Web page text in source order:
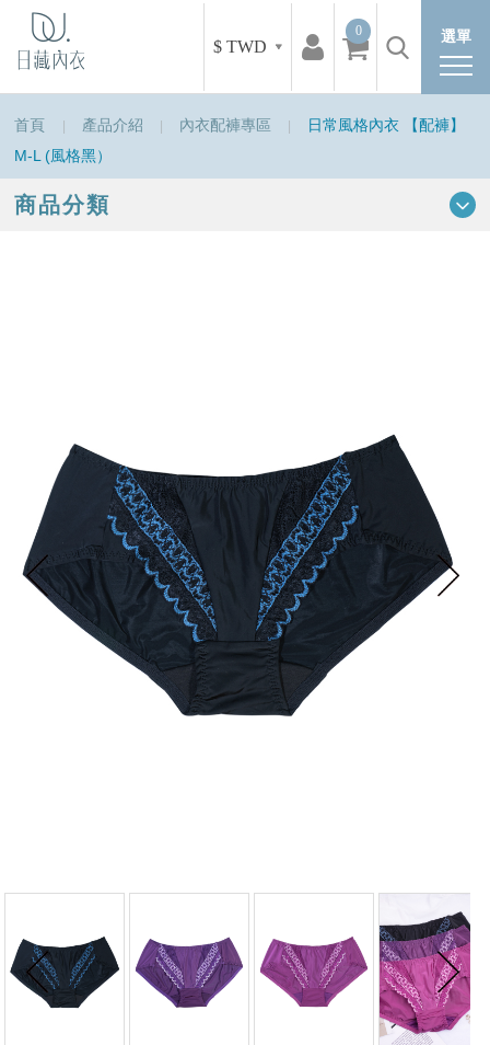
選單
$ TWD
0
首頁 產品介紹 內衣配褲專區
日常風格內衣 【配褲】
M-L (風格黑）
商品分類